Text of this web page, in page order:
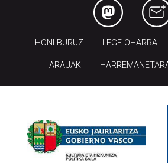
HONI BURUZ LEGE OHARRA
ARAUAK